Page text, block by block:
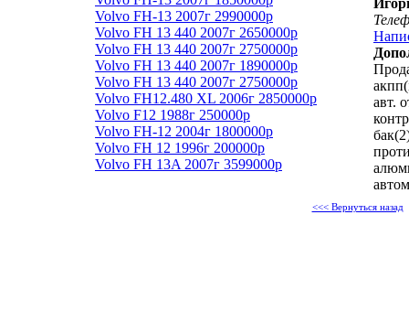
Volvo FH-13 2007г 2990000р
Volvo FH 13 440 2007г 2650000р
Volvo FH 13 440 2007г 2750000р
Volvo FH 13 440 2007г 1890000р
Volvo FH 13 440 2007г 2750000р
Volvo FH12.480 XL 2006г 2850000р
Volvo F12 1988г 250000р
Volvo FH-12 2004г 1800000р
Volvo FH 12 1996г 200000р
Volvo FH 13A 2007г 3599000р
авт.
<<< Вернуться назад